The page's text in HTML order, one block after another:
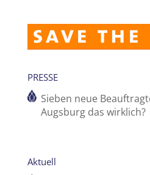
PRESSE
Sieben neue
Augsburg das wirklich?
Aktuell